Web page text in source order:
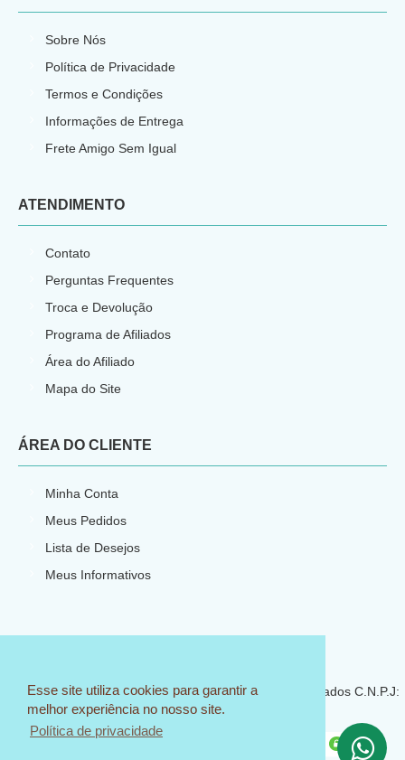
Esse site utiliza cookies para garantir a
melhor experiência no nosso site.
Política de privacidade
Sobre Nós
Política de Privacidade
Termos e Condições
Informações de Entrega
Frete Amigo Sem Igual
ATENDIMENTO
Contato
Perguntas Frequentes
Troca e Devolução
Programa de Afiliados
Área do Afiliado
Mapa do Site
ÁREA DO CLIENTE
Minha Conta
Meus Pedidos
Lista de Desejos
Meus Informativos
© 2018 Sem Igual Artesanato - Todos os direitos reservados C.N.P.J:
23.540.773/0001-66